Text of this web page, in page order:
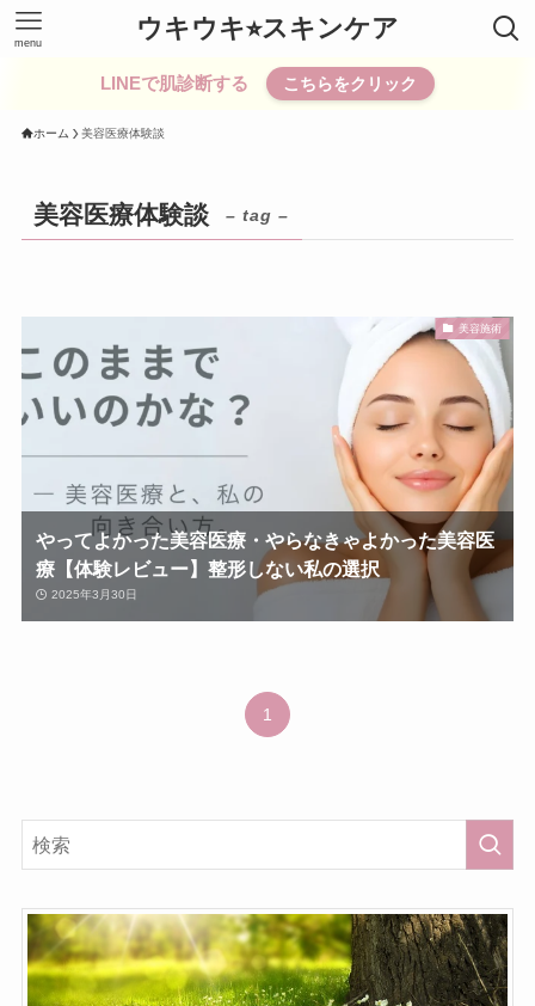
ウキウキ⭐︎スキンケア
menu
LINEで肌診断する こちらをクリック
ホーム 美容医療体験談
美容医療体験談 – tag –
美容施術
やってよかった美容医療・やらなきゃよかった美容医
療【体験レビュー】整形しない私の選択
2025年3月30日
1